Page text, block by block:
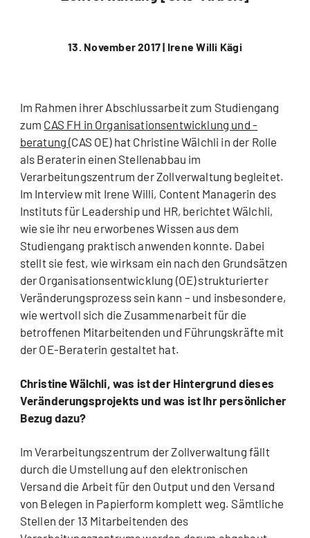
13. November 2017 | Irene Willi Kägi
Im Rahmen ihrer Abschlussarbeit zum Studiengang
zum CAS FH in Organisationsentwicklung und -
beratung(CAS OE) hat Christine Wälchli in der Rolle
als Beraterin einen Stellenabbau im
Verarbeitungszentrum der Zollverwaltung begleitet.
Im Interview mit Irene Willi, Content Managerin des
Instituts für Leadership und HR, berichtet Wälchli,
wie sie ihr neu erworbenes Wissen aus dem
Studiengang praktisch anwenden konnte. Dabei
stellt sie fest, wie wirksam ein nach den Grundsätzen
der Organisationsentwicklung (OE) strukturierter
Veränderungsprozess sein kann – und insbesondere,
wie wertvoll sich die Zusammenarbeit für die
betroffenen Mitarbeitenden und Führungskräfte mit
der OE-Beraterin gestaltet hat.
Christine Wälchli, was ist der Hintergrund dieses
Veränderungsprojekts und was ist Ihr persönlicher
Bezug dazu?
Im Verarbeitungszentrum der Zollverwaltung fällt
durch die Umstellung auf den elektronischen
Versand die Arbeit für den Output und den Versand
von Belegen in Papierform komplett weg. Sämtliche
Stellen der 13 Mitarbeitenden des